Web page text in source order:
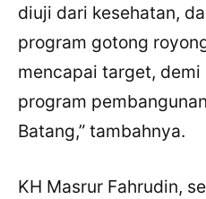
diuji dari kesehatan,
program gotong
mencapai target, demi
program
Batang,” tambahnya.
KH Masrur Fahrudin,